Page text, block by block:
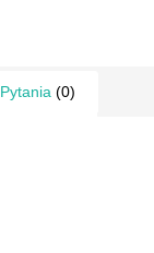
Pytania (0)